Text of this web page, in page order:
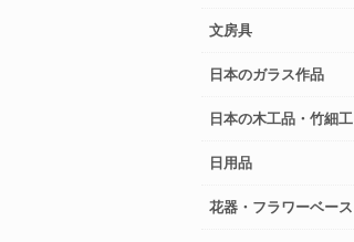
文房具
日本のガラス作品
日本の木工品・竹細工
日用品
花器・フラワーベース